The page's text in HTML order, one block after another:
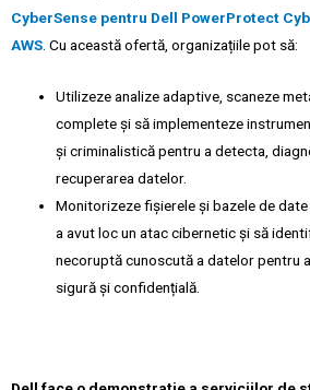
CyberSense pentru Dell PowerProtect
AWS . Cu această ofertă, organizațiile pot să:
Utilizeze analize adaptive, scaneze
complete și să implementeze
și criminalistică pentru a detecta,
recuperarea datelor.
Monitorizeze fișierele și bazele de
a avut loc un atac cibernetic și să
necoruptă cunoscută a datelor pentru
sigură și confidențială.